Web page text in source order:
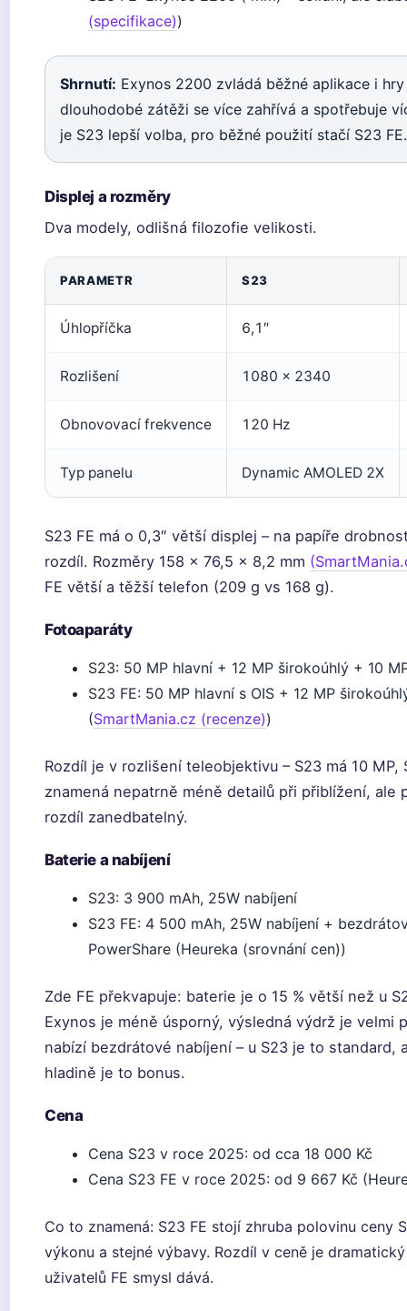
(specifikace))
Shrnutí: Exynos 2200 zvládá běžné aplikace i
dlouhodobé zátěži se více zahřívá a spotřebuje
je S23 lepší volba, pro běžné použití stačí S23 FE.
Displej a rozměry
Dva modely, odlišná filozofie velikosti.
PARAMETR S23
Úhlopříčka 6,1″
Rozlišení 1080 x 2340
Obnovovací frekvence 120 Hz
Typ panelu Dynamic AMOLED 2X
S23 FE má o 0,3″ větší displej – na papíře
rozdíl. Rozměry 158 × 76,5 × 8,2 mm
FE větší a těžší telefon (209 g vs 168 g).
Fotoaparáty
S23: 50 MP hlavní + 12 MP širokoúhlý + 10
S23 FE: 50 MP hlavní s OIS + 12 MP
(SmartMania.cz (recenze))
Rozdíl je v rozlišení teleobjektivu – S23 má 10 MP,
znamená nepatrně méně detailů při přiblížení, ale
rozdíl zanedbatelný.
Baterie a nabíjení
S23: 3 900 mAh, 25W nabíjení
S23 FE: 4 500 mAh, 25W nabíjení +
PowerShare (Heureka (srovnání cen))
Zde FE překvapuje: baterie je o 15 % větší než u
Exynos je méně úsporný, výsledná výdrž je velmi
nabízí bezdrátové nabíjení – u S23 je to standard,
hladině je to bonus.
Cena
Cena S23 v roce 2025: od cca 18 000 Kč
Cena S23 FE v roce 2025: od 9 667 Kč
Co to znamená: S23 FE stojí zhruba polovinu ceny
výkonu a stejné výbavy. Rozdíl v ceně je
uživatelů FE smysl dává.